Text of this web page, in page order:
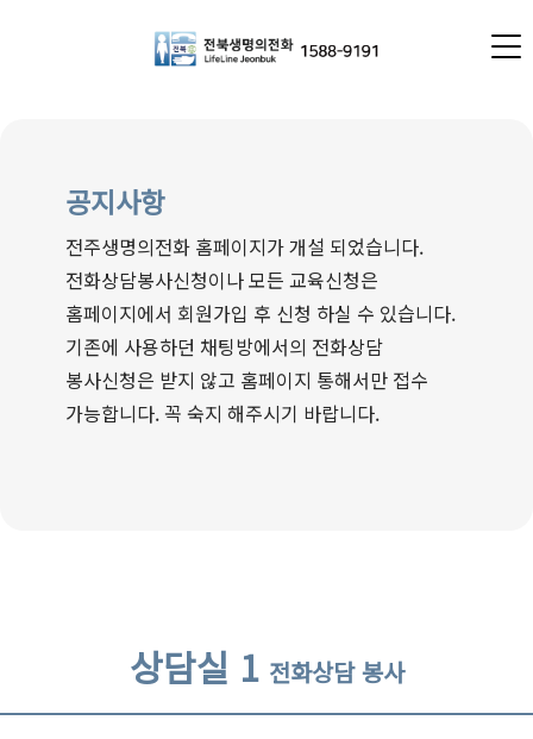
공지사항
전주생명의전화 홈페이지가 개설 되었습니다.
전화상담봉사신청이나 모든 교육신청은
홈페이지에서 회원가입 후 신청 하실 수 있습니다.
기존에 사용하던 채팅방에서의 전화상담
봉사신청은 받지 않고 홈페이지 통해서만 접수
가능합니다. 꼭 숙지 해주시기 바랍니다.
상담실 1 전화상담 봉사